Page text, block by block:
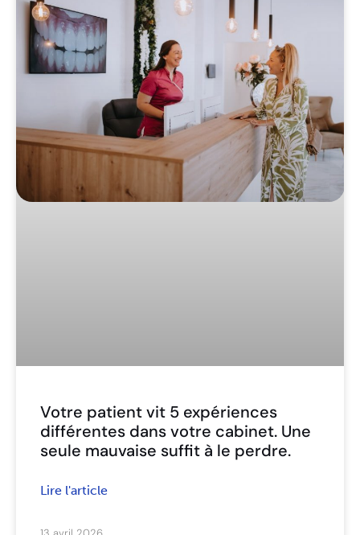
Votre patient vit 5 expériences
différentes dans votre cabinet. Une
seule mauvaise suffit à le perdre.
Lire l'article